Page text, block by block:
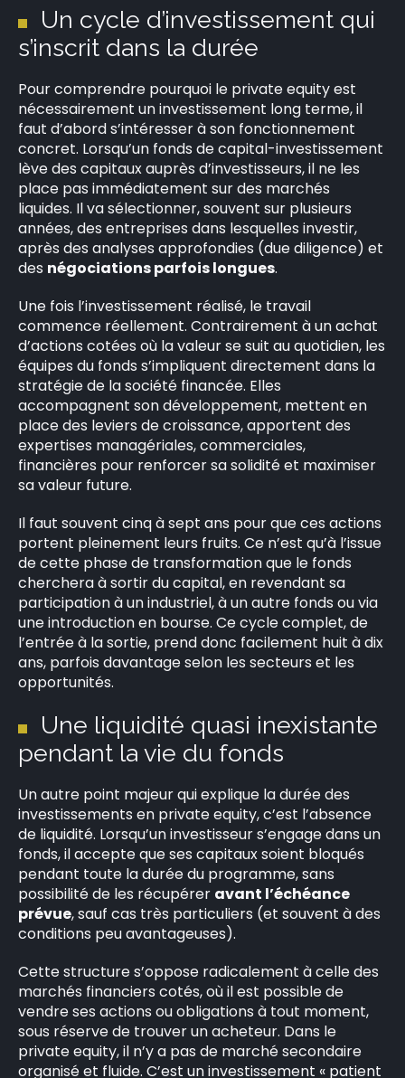
Un cycle d’investissement qui
s’inscrit dans la durée
Pour comprendre pourquoi le private equity est
nécessairement un investissement long terme, il
faut d’abord s’intéresser à son fonctionnement
concret. Lorsqu’un fonds de capital-investissement
lève des capitaux auprès d’investisseurs, il ne les
place pas immédiatement sur des marchés
liquides. Il va sélectionner, souvent sur plusieurs
années, des entreprises dans lesquelles investir,
après des analyses approfondies (due diligence) et
des négociations parfois longues.
Une fois l’investissement réalisé, le travail
commence réellement. Contrairement à un achat
d’actions cotées où la valeur se suit au quotidien, les
équipes du fonds s’impliquent directement dans la
stratégie de la société financée. Elles
accompagnent son développement, mettent en
place des leviers de croissance, apportent des
expertises managériales, commerciales,
financières pour renforcer sa solidité et maximiser
sa valeur future.
Il faut souvent cinq à sept ans pour que ces actions
portent pleinement leurs fruits. Ce n’est qu’à l’issue
de cette phase de transformation que le fonds
cherchera à sortir du capital, en revendant sa
participation à un industriel, à un autre fonds ou via
une introduction en bourse. Ce cycle complet, de
l’entrée à la sortie, prend donc facilement huit à dix
ans, parfois davantage selon les secteurs et les
opportunités.
Une liquidité quasi inexistante
pendant la vie du fonds
Un autre point majeur qui explique la durée des
investissements en private equity, c’est l’absence
de liquidité. Lorsqu’un investisseur s’engage dans un
fonds, il accepte que ses capitaux soient bloqués
pendant toute la durée du programme, sans
possibilité de les récupérer avant l’échéance
prévue, sauf cas très particuliers (et souvent à des
conditions peu avantageuses).
Cette structure s’oppose radicalement à celle des
marchés financiers cotés, où il est possible de
vendre ses actions ou obligations à tout moment,
sous réserve de trouver un acheteur. Dans le
private equity, il n’y a pas de marché secondaire
organisé et fluide. C’est un investissement « patient